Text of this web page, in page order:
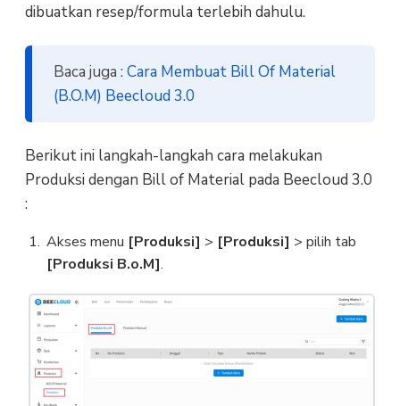
dibuatkan resep/formula terlebih dahulu.
Baca juga : Cara Membuat Bill Of Material
(B.O.M) Beecloud 3.0
Berikut ini langkah-langkah cara melakukan
Produksi dengan Bill of Material pada Beecloud 3.0
:
Akses menu [Produksi] > [Produksi] > pilih tab
[Produksi B.o.M].